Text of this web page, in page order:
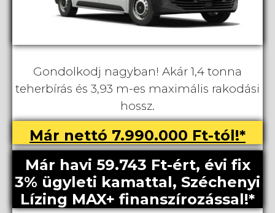
Gondolkodj nagyban! Akár 1,4 tonna
teherbírás és 3,93 m-es maximális rakodási
hossz.
Már nettó 7.990.000 Ft-tól!*
Már havi 59.743 Ft-ért, évi fix
3% ügyleti kamattal, Széchenyi
Lízing MAX+ finanszírozással!*